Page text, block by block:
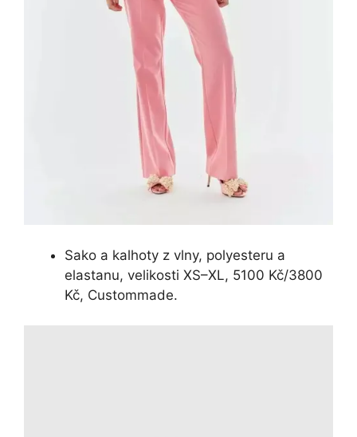
Sako a kalhoty z vlny, polyesteru a
elastanu, velikosti XS–XL, 5100 Kč/3800
Kč, Custommade.